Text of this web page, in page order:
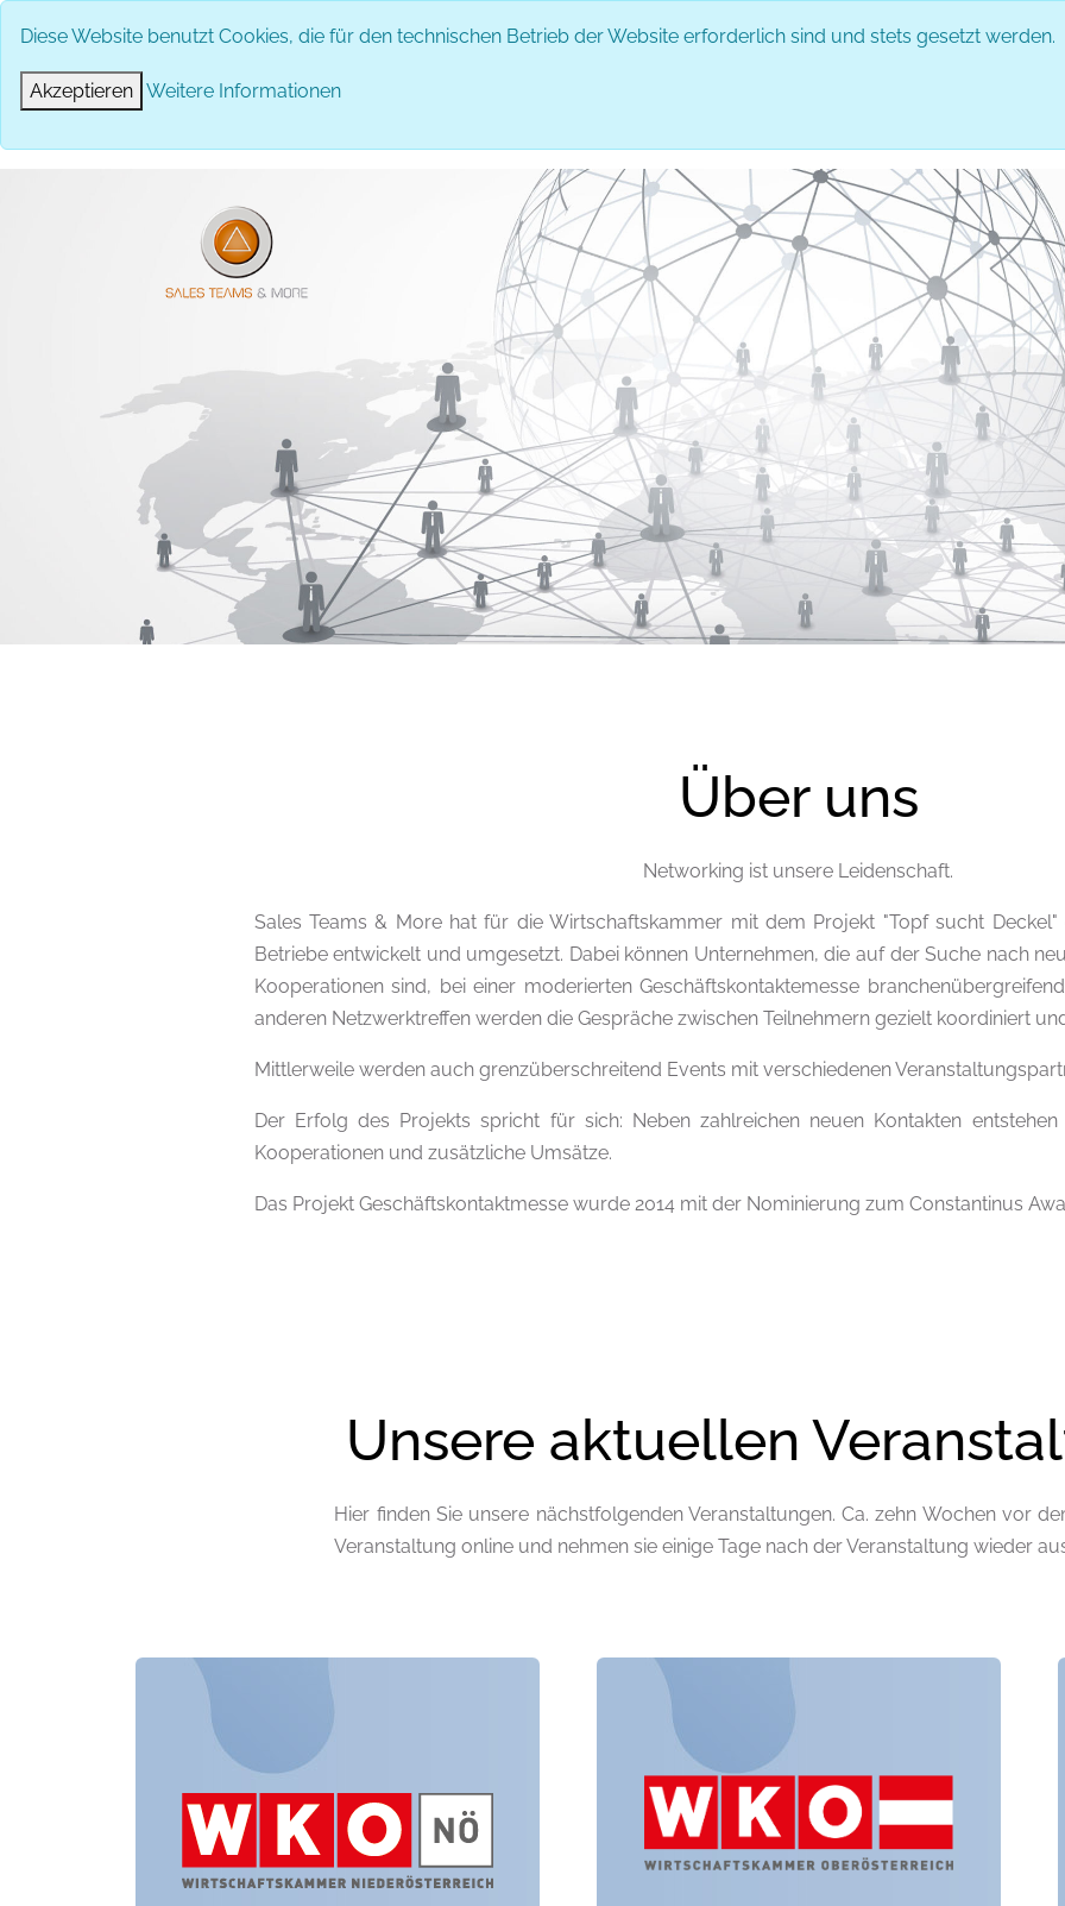
Diese Website benutzt Cookies, die für den technischen Betrieb der Website erforderlich sind und stets gesetzt werden.
Akzeptieren Weitere Informationen
Über uns
Networking ist unsere Leidenschaft.
Sales Teams & More hat für die Wirtschaftskammer mit dem Projekt "Topf sucht
Betriebe entwickelt und umgesetzt. Dabei können Unternehmen, die auf der Suche nach
Kooperationen sind, bei einer moderierten Geschäftskontaktemesse
anderen Netzwerktreffen werden die Gespräche zwischen Teilnehmern gezielt koordiniert
Mittlerweile werden auch grenzüberschreitend Events mit verschiedenen
Der Erfolg des Projekts spricht für sich: Neben zahlreichen neuen Kontakten
Kooperationen und zusätzliche Umsätze.
Das Projekt Geschäftskontaktmesse wurde 2014 mit der Nominierung zum Constantinus
Unsere aktuellen
Hier finden Sie unsere nächstfolgenden Veranstaltungen. Ca. zehn Wochen vor
Veranstaltung online und nehmen sie einige Tage nach der Veranstaltung wieder